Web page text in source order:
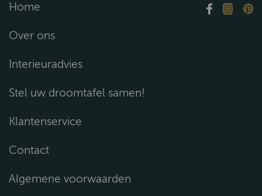
Home
Over ons
Interieuradvies
Stel uw droomtafel samen!
Klantenservice
Contact
Algemene voorwaarden